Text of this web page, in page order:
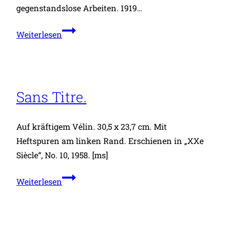
gegenstandslose Arbeiten. 1919…
WeiterlesenBrustbildnis
in
Kleid,
Sans Titre.
Auf kräftigem Vélin. 30,5 x 23,7 cm. Mit
Heftspuren am linken Rand. Erschienen in „XXe
Siècle“, No. 10, 1958. [ms]
WeiterlesenSans